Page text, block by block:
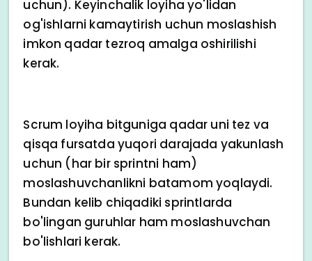
uchun). Keyinchalik loyiha yo'lidan
og'ishlarni kamaytirish uchun moslashish
imkon qadar tezroq amalga oshirilishi
kerak.
Scrum loyiha bitguniga qadar uni tez va
qisqa fursatda yuqori darajada yakunlash
uchun (har bir sprintni ham)
moslashuvchanlikni batamom yoqlaydi.
Bundan kelib chiqadiki sprintlarda
bo'lingan guruhlar ham moslashuvchan
bo'lishlari kerak.